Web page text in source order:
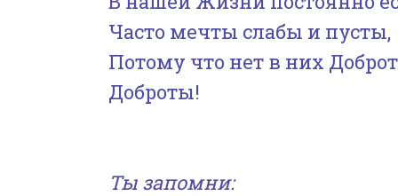
Часто мечты слабы и пусты,
Потому что нет в них
Доброты!
Ты запомни: